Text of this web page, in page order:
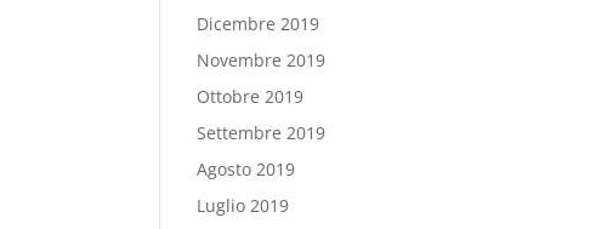
Dicembre 2019
Novembre 2019
Ottobre 2019
Settembre 2019
Agosto 2019
Luglio 2019